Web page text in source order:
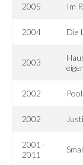
2005 Im
2004 Die
2003
2002
2002
2001–
2011